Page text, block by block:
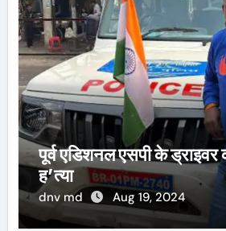
पूर्व एडिशनल एसपी के ड्राइवर
ह’त्या
dnv md Aug 19, 2024